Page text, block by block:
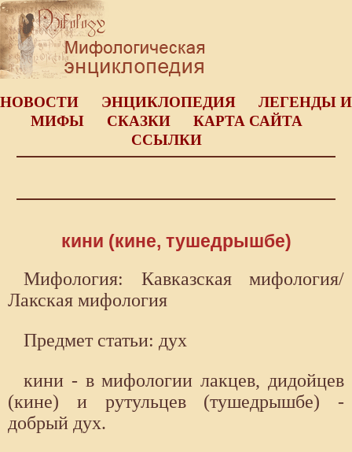
НОВОСТИ ЭНЦИКЛОПЕДИЯ
ЛЕГЕНДЫ И
МИФЫ
СКАЗКИ
КАРТА САЙТА
ССЫЛКИ
кини (кине, тушедрышбе)
Мифология: Кавказская мифология/
Лакская мифология
Предмет статьи: дух
кини - в мифологии лакцев, дидойцев
(кине) и рутульцев (тушедрышбе) -
добрый дух.